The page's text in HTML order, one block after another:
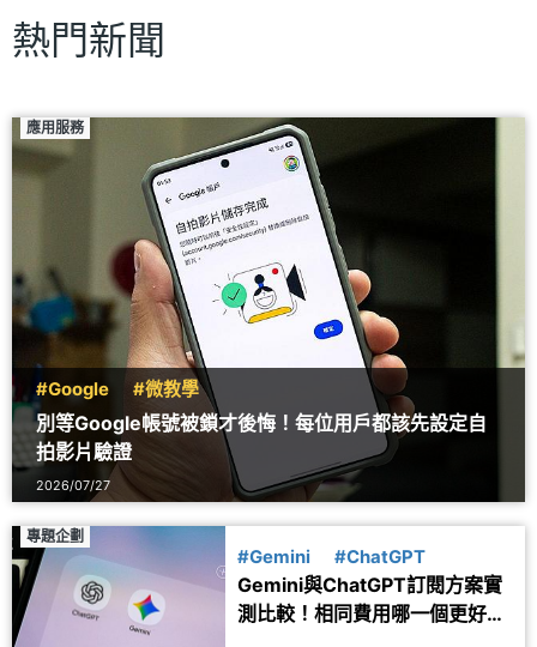
熱門新聞
應用服務
#Google #微教學
別等Google帳號被鎖才後悔！每位用戶都該先設定自
拍影片驗證
2026/07/27
專題企劃
#Gemini #ChatGPT
Gemini與ChatGPT訂閱方案實
測比較！相同費用哪一個更好